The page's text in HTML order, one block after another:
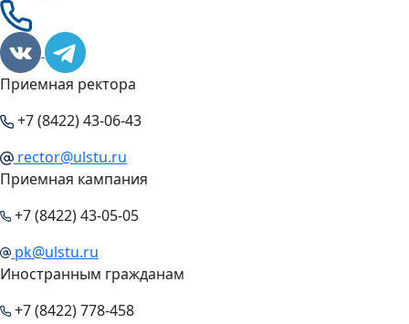
Приемная ректора
+7 (8422) 43-06-43
rector@ulstu.ru
Приемная кампания
+7 (8422) 43-05-05
pk@ulstu.ru
Иностранным гражданам
+7 (8422) 778-458